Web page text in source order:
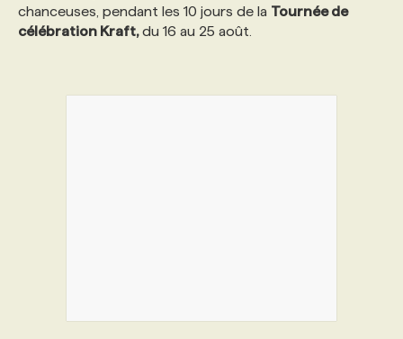
chanceuses, pendant les 10 jours de la Tournée de
célébration Kraft,du 16 au 25 août.